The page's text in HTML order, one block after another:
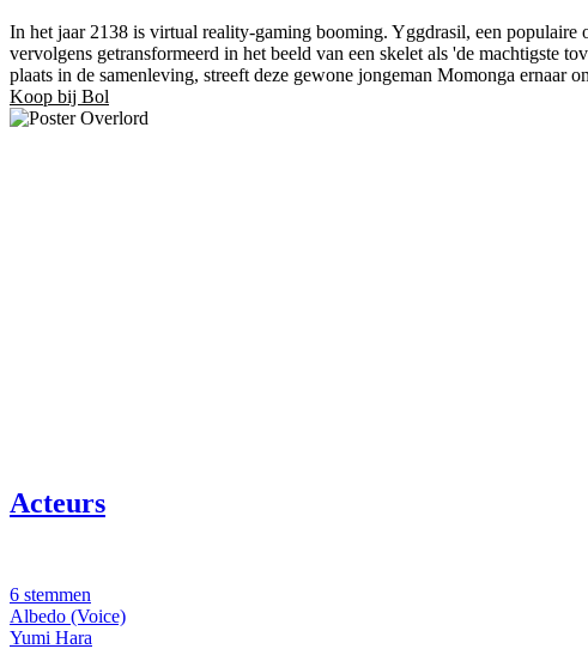
In het jaar 2138 is virtual reality-gaming booming. Yggdrasil, een
vervolgens getransformeerd in het beeld van een skelet als 'de machtigste
plaats in de samenleving, streeft deze gewone jongeman Momonga ernaar
Koop bij Bol
Acteurs
6 stemmen
Albedo (Voice)
Yumi Hara